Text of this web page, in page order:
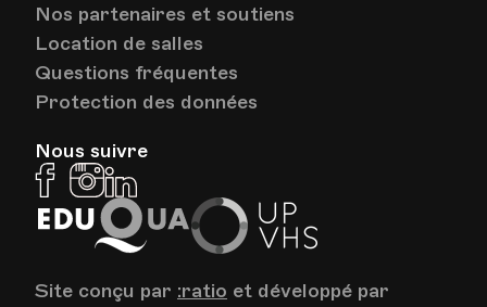
Nos partenaires et soutiens
Location de salles
Questions fréquentes
Protection des données
Nous suivre
FacebookInstagram
EduQua
Site conçu par :ratio et développé par